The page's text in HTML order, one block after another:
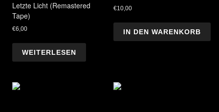
Letzte Licht (Remastered
Tape)
€6,00
WEITERLESEN
€10,00
IN DEN WARENKORB